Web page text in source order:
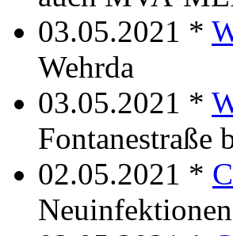
03.05.2021 *
Wehrda
03.05.2021 *
Fontanestraße
02.05.2021 *
Neuinfektionen